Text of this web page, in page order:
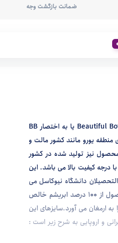
ضمانت بازگشت وجه
این سوتین محصول شرکت مشهور انگلیسی Beautiful Bottoms یا به اختصار BB
یورو مانند کشور مالت و
نیز تولید شده در کشور
کیفیت بالا می باشد. این
دانشگاه نیوکاسل می
باشند طراحی شده است . هم چنین پارچه این محصول از 100 درصد ابریشم خالص
ارمغان می آورد.سایزهای این
و اروپایی به شرح زیر است :